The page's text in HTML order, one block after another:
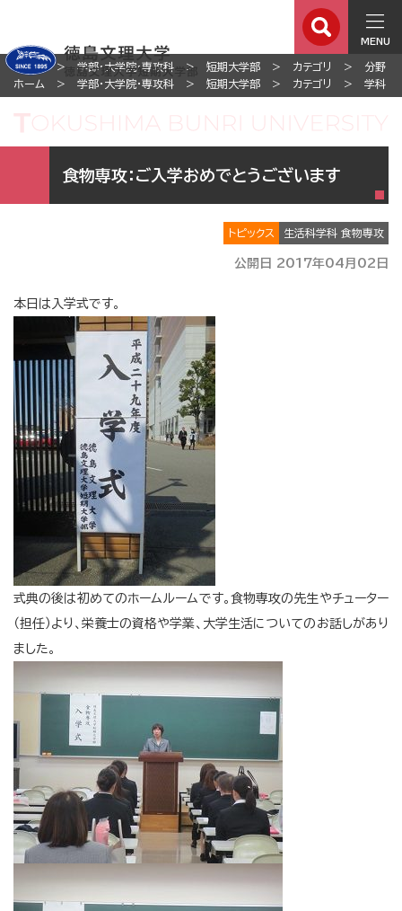
MENU
ホーム 学部・大学院・専攻科 短期大学部 カテゴリ
分野
ホーム
学部・大学院・専攻科 短期大学部 カテゴリ 学科
食物専攻：ご入学おめでとうございます
トピックス 生活科学科 食物専攻
公開日 2017年04月02日
本日は入学式です。
式典の後は初めてのホームルームです。食物専攻の先生やチューター
（担任）より、栄養士の資格や学業、大学生活についてのお話しがあり
ました。